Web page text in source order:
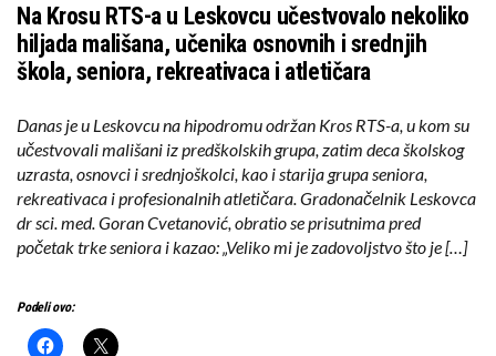
Na Krosu RTS-a u Leskovcu učestvovalo nekoliko
hiljada mališana, učenika osnovnih i srednjih
škola, seniora, rekreativaca i atletičara
Danas je u Leskovcu na hipodromu održan Kros RTS-a, u kom su
učestvovali mališani iz predškolskih grupa, zatim deca školskog
uzrasta, osnovci i srednjoškolci, kao i starija grupa seniora,
rekreativaca i profesionalnih atletičara. Gradonačelnik Leskovca
dr sci. med. Goran Cvetanović, obratio se prisutnima pred
početak trke seniora i kazao: „Veliko mi je zadovoljstvo što je […]
Podeli ovo: